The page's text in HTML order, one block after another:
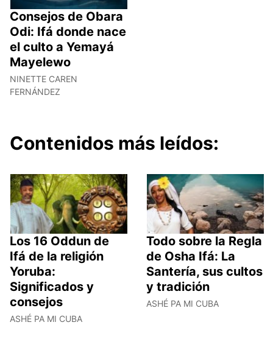
Consejos de Obara
Odi: Ifá donde nace
el culto a Yemayá
Mayelewo
NINETTE CAREN
FERNÁNDEZ
Contenidos más leídos:
Los 16 Oddun de
Ifá de la religión
Yoruba:
Significados y
consejos
ASHÉ PA MI CUBA
Todo sobre la Regla
de Osha Ifá: La
Santería, sus cultos
y tradición
ASHÉ PA MI CUBA